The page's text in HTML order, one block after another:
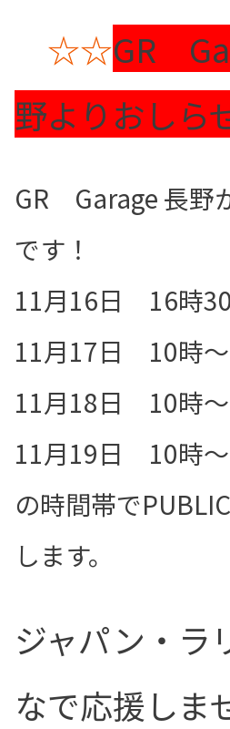
☆☆GR
野よりおしら
GR Garage 長野
です！
11月16日 16時
11月17日 10時
11月18日 10時
11月19日 10時
の時間帯で
します。
ジャパン・ラ
なで応援しま